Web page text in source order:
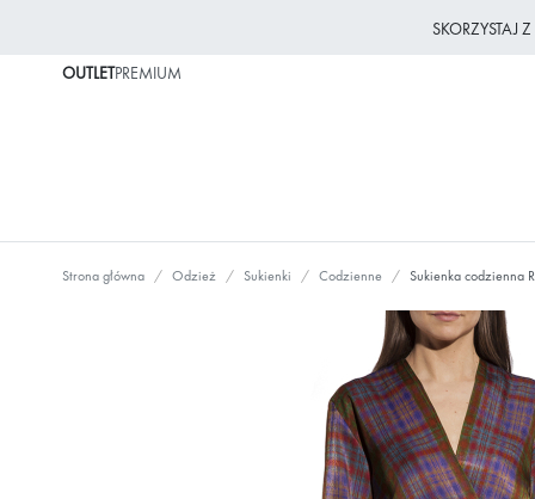
SKORZYSTAJ
OUTLETPREMIUM
Strona główna Odzież Sukienki Codzienne Sukienka codzienna